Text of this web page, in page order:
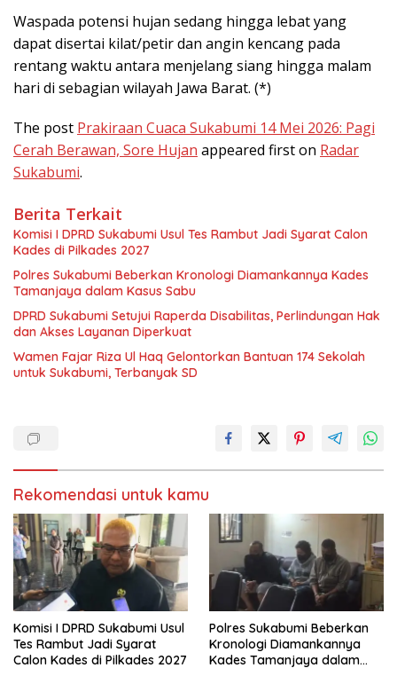
Waspada potensi hujan sedang hingga lebat yang
dapat disertai kilat/petir dan angin kencang pada
rentang waktu antara menjelang siang hingga malam
hari di sebagian wilayah Jawa Barat. (*)
The post Prakiraan Cuaca Sukabumi 14 Mei 2026: Pagi
Cerah Berawan, Sore Hujan appeared first on Radar
Sukabumi.
Berita Terkait
Komisi I DPRD Sukabumi Usul Tes Rambut Jadi Syarat Calon
Kades di Pilkades 2027
Polres Sukabumi Beberkan Kronologi Diamankannya Kades
Tamanjaya dalam Kasus Sabu
DPRD Sukabumi Setujui Raperda Disabilitas, Perlindungan Hak
dan Akses Layanan Diperkuat
Wamen Fajar Riza Ul Haq Gelontorkan Bantuan 174 Sekolah
untuk Sukabumi, Terbanyak SD
Rekomendasi untuk kamu
Komisi I DPRD Sukabumi Usul
Tes Rambut Jadi Syarat
Calon Kades di Pilkades 2027
Polres Sukabumi Beberkan
Kronologi Diamankannya
Kades Tamanjaya dalam